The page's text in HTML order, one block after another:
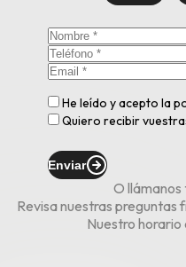
He leído y acepto la
Quiero recibir
Enviar
O llámanos
Revisa nuestras preguntas
Nuestro horario